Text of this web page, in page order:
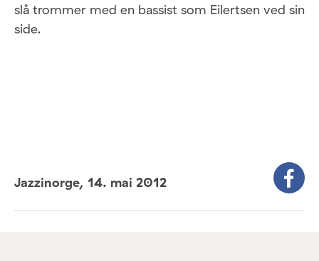
slå trommer med en bassist som Eilertsen ved sin
side.
Jazzinorge, 14. mai 2012